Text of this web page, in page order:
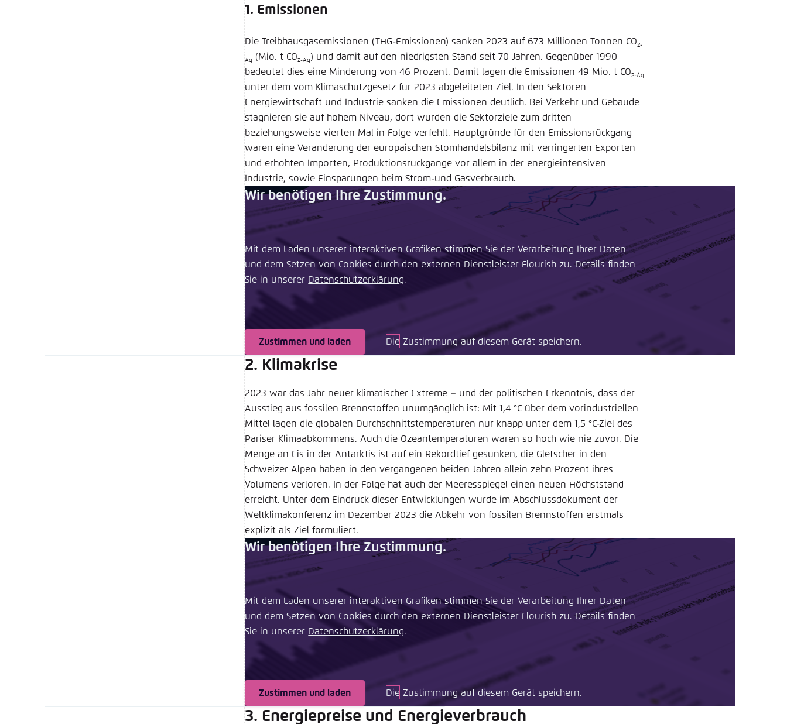
1. Emissionen
Die Treibhausgasemissionen (THG-Emissionen) sanken 2023 auf 673 Millionen Tonnen CO2-
Äq (Mio. t CO2-Äq) und damit auf den niedrigsten Stand seit 70 Jahren. Gegenüber 1990
bedeutet dies eine Minderung von 46 Prozent. Damit lagen die Emissionen 49 Mio. t CO2-Äq
unter dem vom Klimaschutzgesetz für 2023 abgeleiteten Ziel. In den Sektoren
Energiewirtschaft und Industrie sanken die Emissionen deutlich. Bei Verkehr und Gebäude
stagnieren sie auf hohem Niveau, dort wurden die Sektorziele zum dritten
beziehungsweise vierten Mal in Folge verfehlt. Hauptgründe für den Emissionsrückgang
waren eine Veränderung der europäischen Stomhandelsbilanz mit verringerten Exporten
und erhöhten Importen, Produktionsrückgänge vor allem in der energieintensiven
Industrie, sowie Einsparungen beim Strom-und Gasverbrauch.
Wir benötigen Ihre Zustimmung.
Mit dem Laden unserer interaktiven Grafiken stimmen Sie der Verarbeitung Ihrer Daten
und dem Setzen von Cookies durch den externen Dienstleister Flourish zu. Details finden
Sie in unserer ​ Datenschutzerklärung.
Die Zustimmung auf diesem Gerät speichern.
Zustimmen und laden
2. Klimakrise
2023 war das Jahr neuer klimatischer Extreme – und der politischen Erkenntnis, dass der
Ausstieg aus fossilen Brennstoffen unumgänglich ist: Mit 1,4 °C über dem vorindustriellen
Mittel lagen die globalen Durchschnittstemperaturen nur knapp unter dem 1,5 °C-Ziel des
Pariser Klimaabkommens. Auch die Ozeantemperaturen waren so hoch wie nie zuvor. Die
Menge an Eis in der Antarktis ist auf ein Rekordtief gesunken, die Gletscher in den
Schweizer Alpen haben in den vergangenen beiden Jahren allein zehn Prozent ihres
Volumens verloren. In der Folge hat auch der Meeres­spiegel einen neuen Höchststand
erreicht. Unter dem Eindruck dieser Entwicklungen wurde im Abschlussdokument der
Weltklimakonferenz im Dezember 2023 die Abkehr von fossilen Brennstoffen erstmals
explizit als Ziel formuliert.
Wir benötigen Ihre Zustimmung.
Mit dem Laden unserer interaktiven Grafiken stimmen Sie der Verarbeitung Ihrer Daten
und dem Setzen von Cookies durch den externen Dienstleister Flourish zu. Details finden
Sie in unserer ​ Datenschutzerklärung.
Die Zustimmung auf diesem Gerät speichern.
Zustimmen und laden
3. Energiepreise und Energieverbrauch